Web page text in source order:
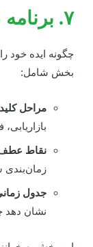
ایده خود را از
شامل:
مراحل کلیدی:
بازاریابی،
نقاط عطف (Milestones):
زمان‌بندی شده.
جدول زمانی:یک
نشان دهد چه